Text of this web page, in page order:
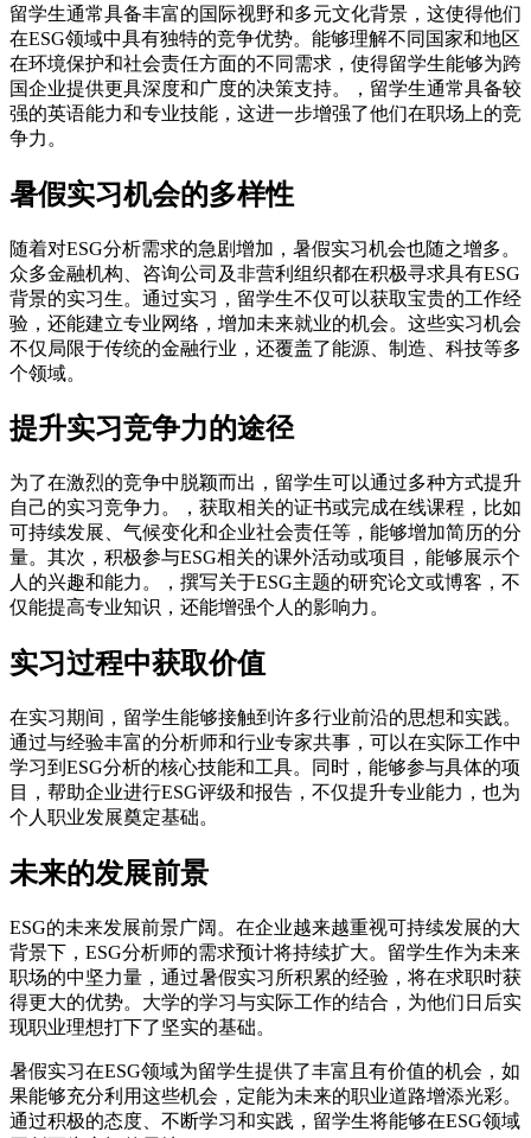
留学生通常具备丰富的国际视野和多元文化背景，这使得他们
在ESG领域中具有独特的竞争优势。能够理解不同国家和地区
在环境保护和社会责任方面的不同需求，使得留学生能够为跨
国企业提供更具深度和广度的决策支持。，留学生通常具备较
强的英语能力和专业技能，这进一步增强了他们在职场上的竞
争力。
暑假实习机会的多样性
随着对ESG分析需求的急剧增加，暑假实习机会也随之增多。
众多金融机构、咨询公司及非营利组织都在积极寻求具有ESG
背景的实习生。通过实习，留学生不仅可以获取宝贵的工作经
验，还能建立专业网络，增加未来就业的机会。这些实习机会
不仅局限于传统的金融行业，还覆盖了能源、制造、科技等多
个领域。
提升实习竞争力的途径
为了在激烈的竞争中脱颖而出，留学生可以通过多种方式提升
自己的实习竞争力。，获取相关的证书或完成在线课程，比如
可持续发展、气候变化和企业社会责任等，能够增加简历的分
量。其次，积极参与ESG相关的课外活动或项目，能够展示个
人的兴趣和能力。，撰写关于ESG主题的研究论文或博客，不
仅能提高专业知识，还能增强个人的影响力。
实习过程中获取价值
在实习期间，留学生能够接触到许多行业前沿的思想和实践。
通过与经验丰富的分析师和行业专家共事，可以在实际工作中
学习到ESG分析的核心技能和工具。同时，能够参与具体的项
目，帮助企业进行ESG评级和报告，不仅提升专业能力，也为
个人职业发展奠定基础。
未来的发展前景
ESG的未来发展前景广阔。在企业越来越重视可持续发展的大
背景下，ESG分析师的需求预计将持续扩大。留学生作为未来
职场的中坚力量，通过暑假实习所积累的经验，将在求职时获
得更大的优势。大学的学习与实际工作的结合，为他们日后实
现职业理想打下了坚实的基础。
暑假实习在ESG领域为留学生提供了丰富且有价值的机会，如
果能够充分利用这些机会，定能为未来的职业道路增添光彩。
通过积极的态度、不断学习和实践，留学生将能够在ESG领域